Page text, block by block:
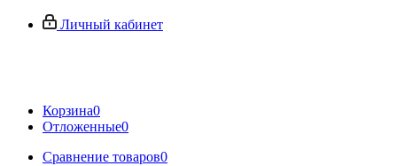
Личный кабинет
Корзина0
Отложенные0
Сравнение товаров0